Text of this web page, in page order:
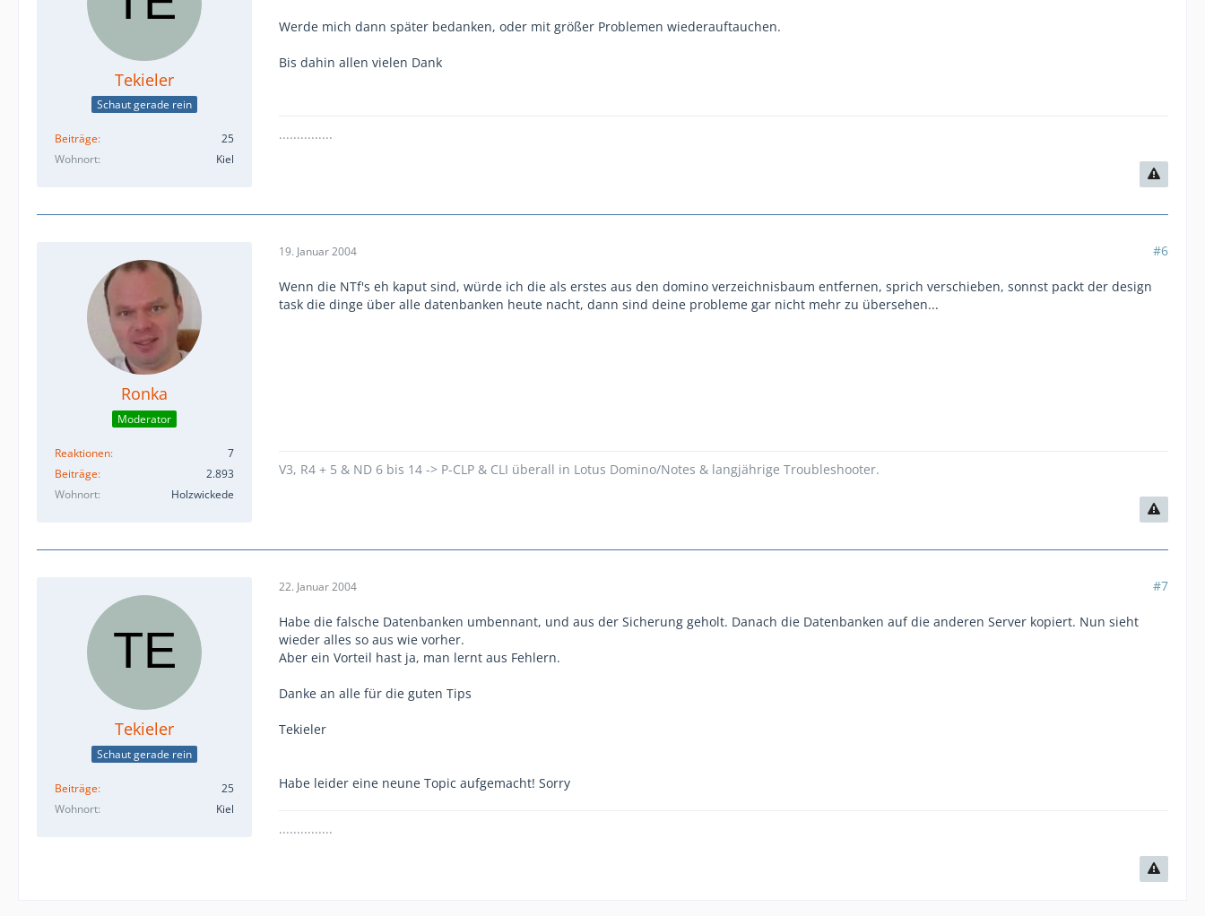
Tekieler
Schaut gerade rein
Beiträge
25
Wohnort
Kiel
Werde mich dann später bedanken, oder mit größer Problemen wiederauftauchen.
Bis dahin allen vielen Dank
...............
Ronka
Moderator
Reaktionen
7
Beiträge
2.893
Wohnort
Holzwickede
19. Januar 2004 #6
Wenn die NTf's eh kaput sind, würde ich die als erstes aus den domino verzeichnisbaum entfernen, sprich verschieben, sonnst packt der design
task die dinge über alle datenbanken heute nacht, dann sind deine probleme gar nicht mehr zu übersehen...
V3, R4 + 5 & ND 6 bis 14 -> P-CLP & CLI überall in Lotus Domino/Notes & langjährige Troubleshooter.
Tekieler
Schaut gerade rein
Beiträge
25
Wohnort
Kiel
22. Januar 2004 #7
Habe die falsche Datenbanken umbennant, und aus der Sicherung geholt. Danach die Datenbanken auf die anderen Server kopiert. Nun sieht
wieder alles so aus wie vorher.
Aber ein Vorteil hast ja, man lernt aus Fehlern.
Danke an alle für die guten Tips
Tekieler
Habe leider eine neune Topic aufgemacht! Sorry
...............